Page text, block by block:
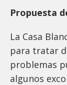
Propuesta
La Casa
para tratar
problemas
algunos